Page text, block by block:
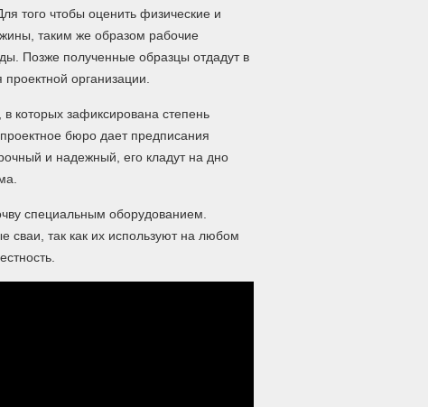
того чтобы оценить физические и
таким же образом рабочие
Позже полученные образцы отдадут в
организации.
в которых зафиксирована степень
бюро дает предписания
и надежный, его кладут на дно
специальным оборудованием.
сваи, так как их используют на любом